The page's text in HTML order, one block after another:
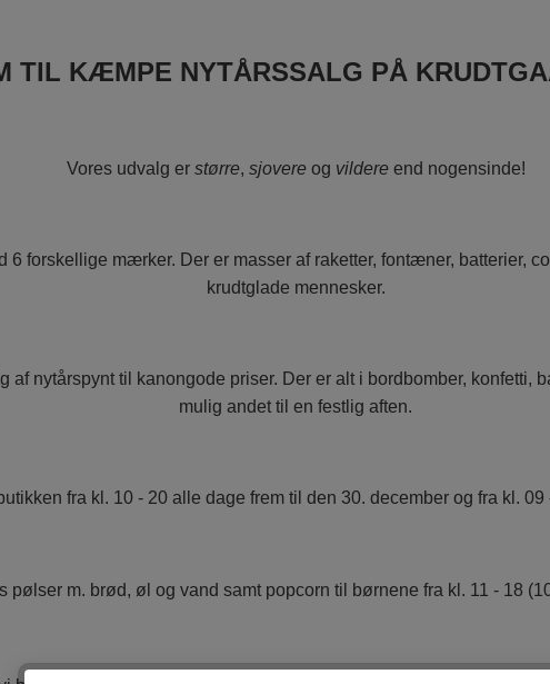
COMPOUND BATTERIER BOMBERØR
NYTÅRSPYNT
KNALLERTER
KONFETTI
TIL KÆMPE NYTÅRSSALG PÅ
Vores udvalg er større, sjovereog vildereend nogensinde!
6 forskellige mærker. Der er masser af raketter, fontæner, batterier,
krudtglade mennesker.
af nytårspynt til kanongode priser. Der er alt i bordbomber, konfetti,
mulig andet til en festlig aften.
fra kl. 10 - 20 alle dage frem til den 30. december og fra kl. 09
pølser m. brød, øl og vand samt popcorn til børnene fra kl. 11 - 18